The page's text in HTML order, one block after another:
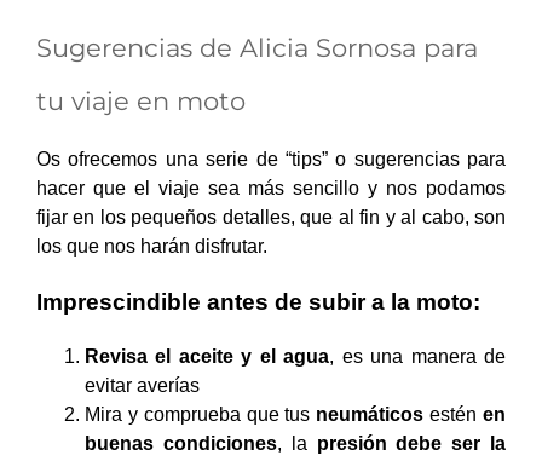
Sugerencias de Alicia Sornosa para
tu viaje en moto
Os ofrecemos una serie de “tips” o sugerencias para
hacer que el viaje sea más sencillo y nos podamos
fijar en los pequeños detalles, que al fin y al cabo, son
los que nos harán disfrutar.
Imprescindible antes de subir a la moto:
Revisa el aceite y el agua, es una manera de
evitar averías
Mira y comprueba que tus neumáticos esténen
buenas condiciones, la presión debe ser la